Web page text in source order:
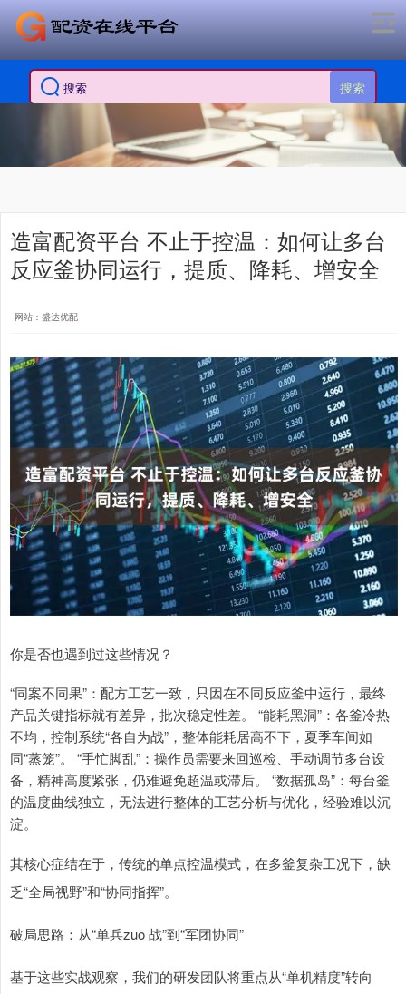
搜索
造富配资平台 不止于控温：如何让多台
反应釜协同运行，提质、降耗、增安全
网站：盛达优配
你是否也遇到过这些情况？
“同案不同果”：配方工艺一致，只因在不同反应釜中运行，最终
产品关键指标就有差异，批次稳定性差。 “能耗黑洞”：各釜冷热
不均，控制系统“各自为战”，整体能耗居高不下，夏季车间如
同“蒸笼”。 “手忙脚乱”：操作员需要来回巡检、手动调节多台设
备，精神高度紧张，仍难避免超温或滞后。 “数据孤岛”：每台釜
的温度曲线独立，无法进行整体的工艺分析与优化，经验难以沉
淀。
其核心症结在于，传统的单点控温模式，在多釜复杂工况下，缺
乏“全局视野”和“协同指挥”。
破局思路：从“单兵zuo 战”到“军团协同”
基于这些实战观察，我们的研发团队将重点从“单机精度”转向